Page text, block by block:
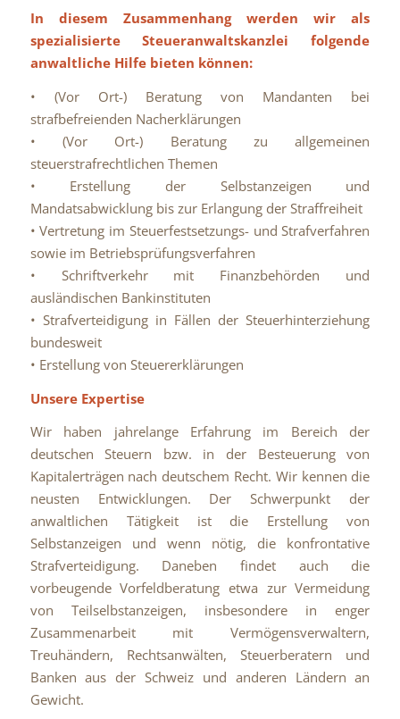
In diesem Zusammenhang werden wir als
spezialisierte Steueranwaltskanzlei folgende
anwaltliche Hilfe bieten können:
• (Vor Ort-) Beratung von Mandanten bei
strafbefreienden Nacherklärungen
• (Vor Ort-) Beratung zu allgemeinen
steuerstrafrechtlichen Themen
• Erstellung der Selbstanzeigen und
Mandatsabwicklung bis zur Erlangung der Straffreiheit
• Vertretung im Steuerfestsetzungs- und Strafverfahren
sowie im Betriebsprüfungsverfahren
• Schriftverkehr mit Finanzbehörden und
ausländischen Bankinstituten
• Strafverteidigung in Fällen der Steuerhinterziehung
bundesweit
• Erstellung von Steuererklärungen
Unsere Expertise
Wir haben jahrelange Erfahrung im Bereich der
deutschen Steuern bzw. in der Besteuerung von
Kapitalerträgen nach deutschem Recht. Wir kennen die
neusten Entwicklungen. Der Schwerpunkt der
anwaltlichen Tätigkeit ist die Erstellung von
Selbstanzeigen und wenn nötig, die konfrontative
Strafverteidigung. Daneben findet auch die
vorbeugende Vorfeldberatung etwa zur Vermeidung
von Teilselbstanzeigen, insbesondere in enger
Zusammenarbeit mit Vermögensverwaltern,
Treuhändern, Rechtsanwälten, Steuerberatern und
Banken aus der Schweiz und anderen Ländern an
Gewicht.